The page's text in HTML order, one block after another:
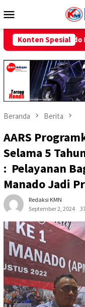
ke
Mobile
Konten Spesial
Kendaraan Hias
Beranda Berita
AARS
Selama 5
: Pelayanan
Manado Jadi
Redaksi KMN
September 2, 2024